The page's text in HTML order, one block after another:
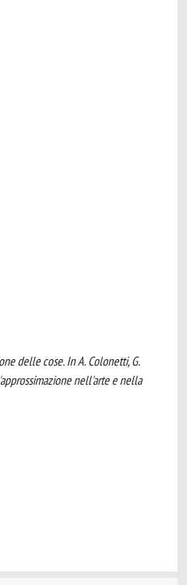
delle cose. In A. Colonetti, G.
nell'arte e nella